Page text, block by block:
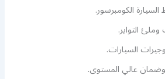
الكومبرسور.
التواير.
السيارات.
عالي المستوى.